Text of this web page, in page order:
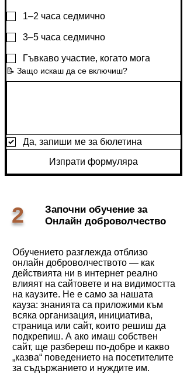
1–2 часа седмично
3–5 часа седмично
Гъвкаво участие, когато мога
📝 Защо искаш да се включиш?
Да, запиши ме за бюлетина
Изпрати формуляра
2
Започни обучение за
Онлайн доброволчество
Обучението разглежда отблизо
онлайн доброволчеството — как
действията ни в интернет реално
влияят на сайтовете и на видимостта
на каузите. Не е само за нашата
кауза: знанията са приложими към
всяка организация, инициатива,
страница или сайт, които решиш да
подкрепиш. А ако имаш собствен
сайт, ще разбереш по-добре и какво
„казва“ поведението на посетителите
за съдържанието и нуждите им.